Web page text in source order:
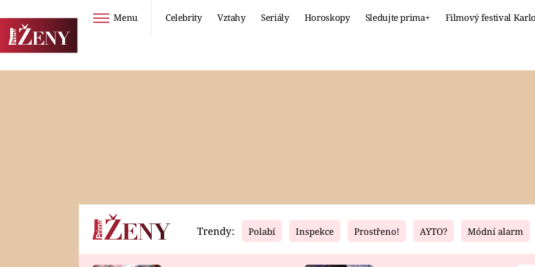
Menu Celebrity Vztahy Seriály Horoskopy Sledujte prima+ Filmový festival
Horoskopy Video Fresh Living
Trendy: Polabí Inspekce Prostřeno! AYTO? Módní alarm